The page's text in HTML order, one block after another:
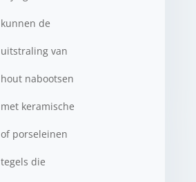
kunnen de
uitstraling van
hout nabootsen
met keramische
of porseleinen
tegels die